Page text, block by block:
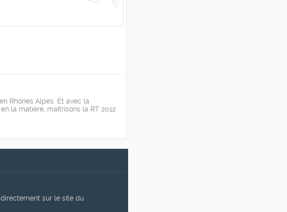
Rhônes Alpes. Et avec la
la matière, maîtrisons la RT 2012
directement sur le site du